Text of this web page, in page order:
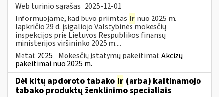
Web turinio sąrašas 2025-12-01
Informuojame, kad buvo priimtas ir nuo 2025 m.
lapkričio 29 d. įsigaliojo Valstybinės mokesčių
inspekcijos prie Lietuvos Respublikos finansų
ministerijos viršininko 2025 m....
Metai: 2025 Mokesčių įstatymų pakeitimai:Akcizų
pakeitimai nuo 2025 m.
Dėl kitų apdoroto tabako ir (arba) kaitinamojo
tabako produktų ženklinimo specialiais